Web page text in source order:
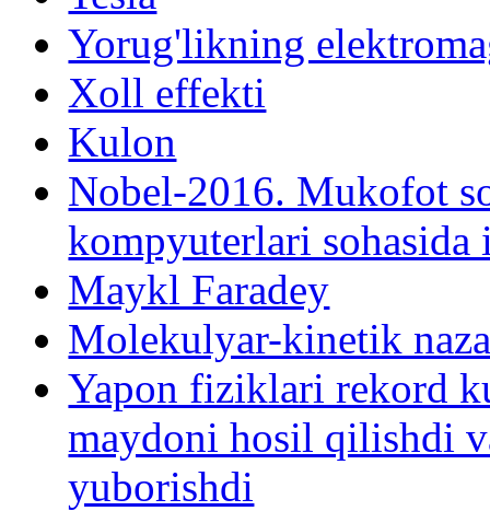
Yorug'likning
Xoll effekti
Kulon
Nobel-2016. Mukofot
kompyuterlari
Maykl Faradey
Molekulyar-kinetik
Yapon fiziklari rekord
maydoni hosil qilishdi
yuborishdi